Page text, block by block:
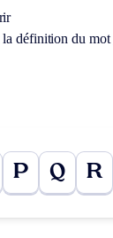
la définition du mot
P Q R